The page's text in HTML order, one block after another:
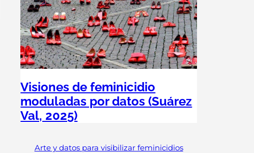
Visiones de feminicidio
moduladas por datos (Suárez
Val, 2025)
Arte y datos para visibilizar feminicidios